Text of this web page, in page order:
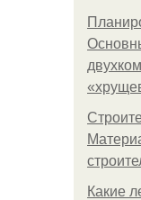
Какие